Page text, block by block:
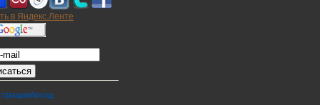
вход